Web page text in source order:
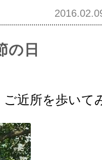
の日
近所を歩いて